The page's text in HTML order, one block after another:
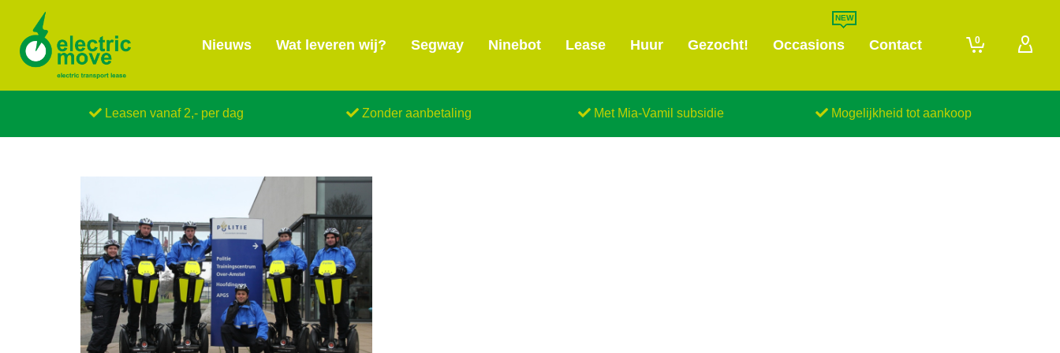
0
Nieuws Wat leveren wij? Segway Ninebot Lease Huur Gezocht! Occasions Contact
Leasen vanaf 2,- per dag Zonder aanbetaling Met Mia-Vamil subsidie Mogelijkheid tot aankoop